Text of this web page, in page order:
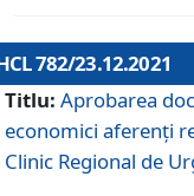
782/23.12.2021
Titlu: Aprobarea
economici aferenți
Clinic Regional de